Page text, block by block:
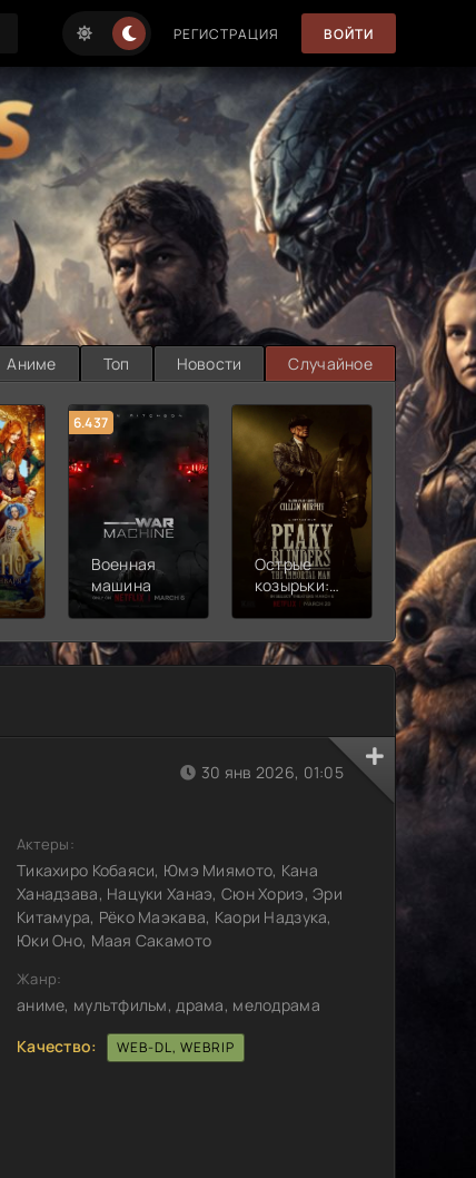
РЕГИСТРАЦИЯ ВОЙТИ
Аниме Топ Новости Случайное
6.437
Военная
машина
Острые
козырьки:
Бессмертный
7.187
2
30 янв 2026, 01:05
Актеры:
Тикахиро Кобаяси, Юмэ Миямото, Кана
Ханадзава, Нацуки Ханаэ, Сюн Хориэ, Эри
Китамура, Рёко Маэкава, Каори Надзука,
Юки Оно, Маая Сакамото
Жанр:
аниме, мультфильм, драма, мелодрама
Качество:
WEB-DL, WEBRIP